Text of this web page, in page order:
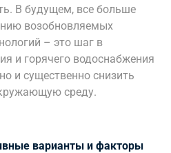
В будущем, все больше
возобновляемых
– это шаг в
и горячего водоснабжения
и существенно снизить
среду.
варианты и факторы